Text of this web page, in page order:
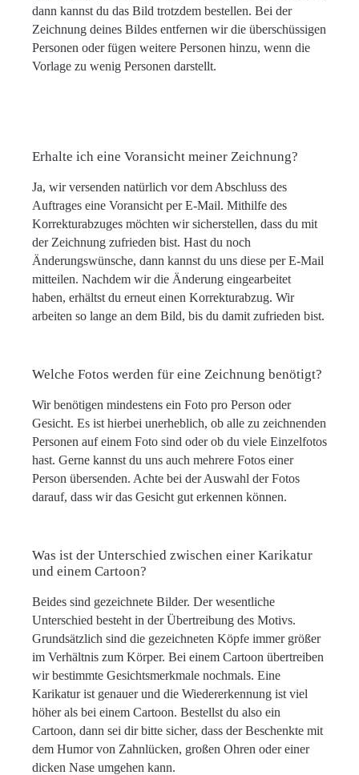
dann kannst du das Bild trotzdem bestellen. Bei der
Zeichnung deines Bildes entfernen wir die überschüssigen
Personen oder fügen weitere Personen hinzu, wenn die
Vorlage zu wenig Personen darstellt.
Erhalte ich eine Voransicht meiner Zeichnung?
Ja, wir versenden natürlich vor dem Abschluss des
Auftrages eine Voransicht per E-Mail. Mithilfe des
Korrekturabzuges möchten wir sicherstellen, dass du mit
der Zeichnung zufrieden bist. Hast du noch
Änderungswünsche, dann kannst du uns diese per E-Mail
mitteilen. Nachdem wir die Änderung eingearbeitet
haben, erhältst du erneut einen Korrekturabzug. Wir
arbeiten so lange an dem Bild, bis du damit zufrieden bist.
Welche Fotos werden für eine Zeichnung benötigt?
Wir benötigen mindestens ein Foto pro Person oder
Gesicht. Es ist hierbei unerheblich, ob alle zu zeichnenden
Personen auf einem Foto sind oder ob du viele Einzelfotos
hast. Gerne kannst du uns auch mehrere Fotos einer
Person übersenden. Achte bei der Auswahl der Fotos
darauf, dass wir das Gesicht gut erkennen können.
Was ist der Unterschied zwischen einer Karikatur
und einem Cartoon?
Beides sind gezeichnete Bilder. Der wesentliche
Unterschied besteht in der Übertreibung des Motivs.
Grundsätzlich sind die gezeichneten Köpfe immer größer
im Verhältnis zum Körper. Bei einem Cartoon übertreiben
wir bestimmte Gesichtsmerkmale nochmals. Eine
Karikatur ist genauer und die Wiedererkennung ist viel
höher als bei einem Cartoon. Bestellst du also ein
Cartoon, dann sei dir bitte sicher, dass der Beschenkte mit
dem Humor von Zahnlücken, großen Ohren oder einer
dicken Nase umgehen kann.